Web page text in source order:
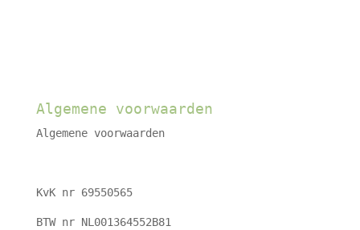
Algemene voorwaarden
Algemene voorwaarden
KvK nr 69550565
BTW nr NL001364552B81